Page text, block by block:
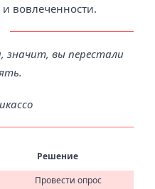
вовлеченности.
значит, вы перестали
Решение
Провести опрос